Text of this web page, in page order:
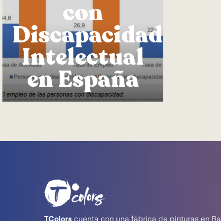
con
Discapacidad
Intelectual
en España
TColors cuenta con una fábrica de pinturas en